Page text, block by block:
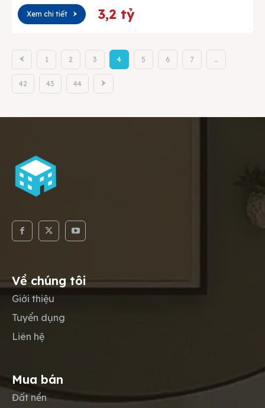
Xem chi tiết 3,2 tỷ
1 2 3 4 5 6 7 …
42 43 44
Về chúng tôi
Giới thiệu
Tuyển dụng
Liên hệ
Mua bán
Đất nền